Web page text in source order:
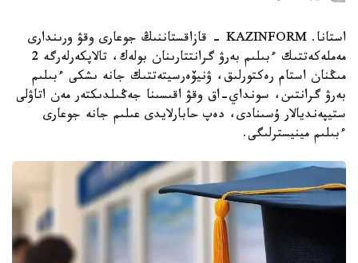
استانا. KAZINFORM - قازاقستاننىڭ جوعارى وقۋ ورىندارى
مەملەكەتتىك ءبىلىم بەرۋ گرانتتارىنان بولەك، تالاپكەرلەرگە 2
مىڭنان استام رەكتورلىق، ۋنيۆەرسيتەتتىك جانە ىشكى ءبىلىم
بەرۋ گرانتىن، سونداي-اق وقۋ اقىسىنا جەڭىلدىكتەر مەن اتاۋلى
ستيپەنديالار ۇسىنادى، دەپ حابارلايدى عىلىم جانە جوعارى
ءبىلىم مينيسترلىگى.